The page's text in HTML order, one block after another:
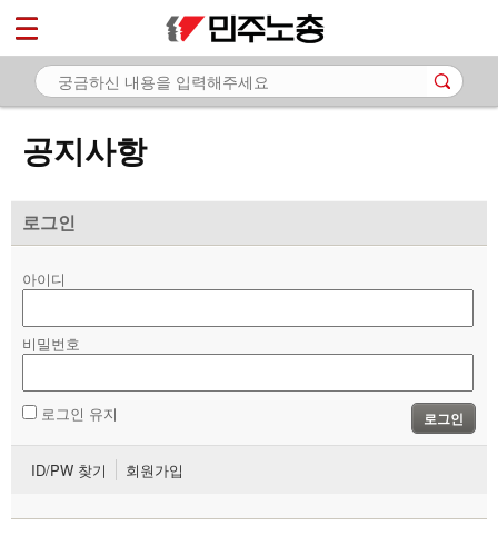
공지사항
로그인
아이디
비밀번호
로그인 유지 로그인
ID/PW 찾기 회원가입
마이페이지
소개
- 공지사항
- 성명·보도
자료
부설기관
업무